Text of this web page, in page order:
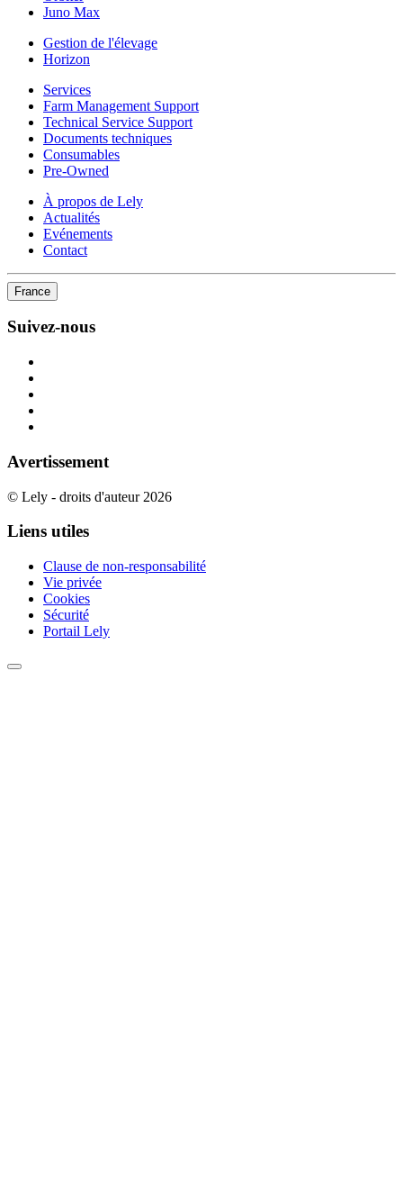
Juno Max
Gestion de l'élevage
Horizon
Services
Farm Management Support
Technical Service Support
Documents techniques
Consumables
Pre-Owned
À propos de Lely
Actualités
Evénements
Contact
France
Suivez-nous
Avertissement
© Lely - droits d'auteur 2026
Liens utiles
Clause de non-responsabilité
Vie privée
Cookies
Sécurité
Portail Lely